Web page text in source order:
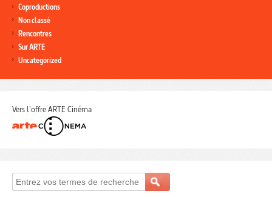
Coproductions
Non classé
Rencontres
Sur ARTE
Uncategorized
Vers l'offre ARTE Cinéma